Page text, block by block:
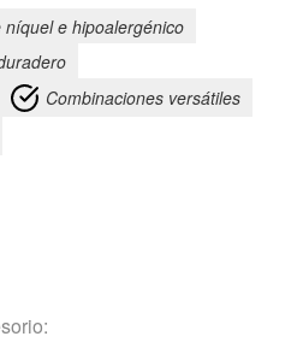
e hipoalergénico
Combinaciones versátiles